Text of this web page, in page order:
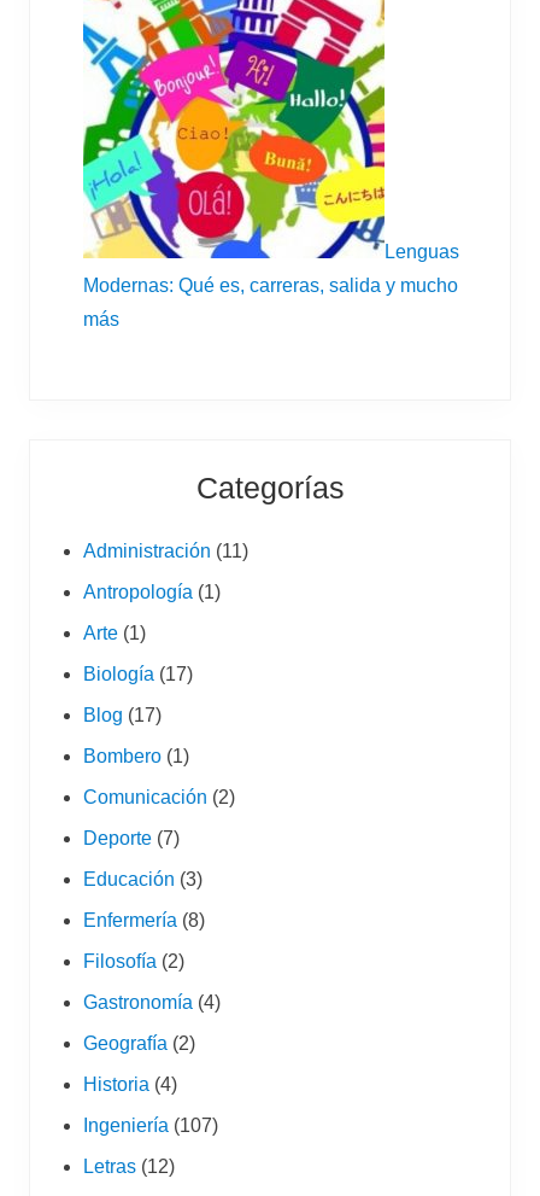
Lenguas
Modernas: Qué es, carreras, salida y mucho
más
Categorías
Administración (11)
Antropología (1)
Arte (1)
Biología (17)
Blog (17)
Bombero (1)
Comunicación (2)
Deporte (7)
Educación (3)
Enfermería (8)
Filosofía (2)
Gastronomía (4)
Geografía (2)
Historia (4)
Ingeniería (107)
Letras (12)